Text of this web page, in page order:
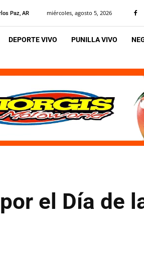
Paz, AR miércoles, agosto 5, 2026
DEPORTE VIVO PUNILLA VIVO
el Día de